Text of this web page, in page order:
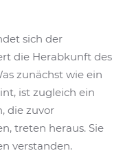
sich der
die Herabkunft des
zunächst wie ein
ist zugleich ein
die zuvor
treten heraus. Sie
verstanden.